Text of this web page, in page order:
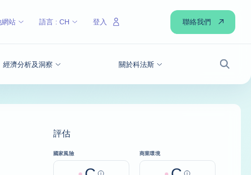
經濟分析及洞察 關於科法斯
搜尋
網站 語言 : CH 登入 聯絡我們
評估
國家風險
Help
商業環境
Help